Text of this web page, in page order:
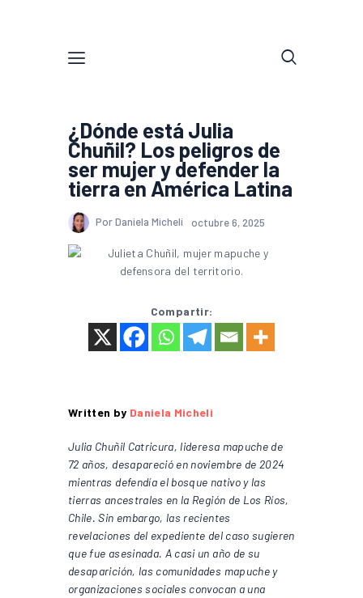
¿Dónde está Julia
Chuñil? Los peligros de
ser mujer y defender la
tierra en América Latina
Por Daniela Micheli octubre 6, 2025
Compartir:
Written by Daniela Micheli
Julia Chuñil Catricura, lideresa mapuche de
72 años, desapareció en noviembre de 2024
mientras defendía el bosque nativo y las
tierras ancestrales en la Región de Los Ríos,
Chile. Sin embargo, las recientes
revelaciones del expediente del caso sugieren
que fue asesinada. A casi un año de su
desaparición, las comunidades mapuche y
organizaciones sociales convocan a una